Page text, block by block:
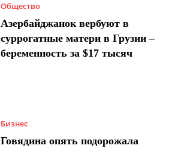
Общество
Азербайджанок вербуют в
суррогатные матери в Грузии –
беременность за $17 тысяч
Бизнес
Говядина опять подорожала